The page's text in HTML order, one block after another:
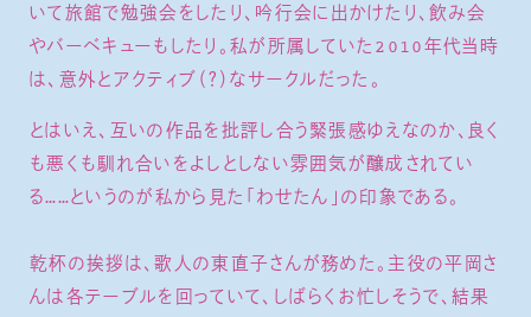
いて旅館で勉強会をしたり、吟行会に出かけたり、飲み会
やバーベキューもしたり。私が所属していた2010年代当時
は、意外とアクティブ（？）なサークルだった。
とはいえ、互いの作品を批評し合う緊張感ゆえなのか、良く
も悪くも馴れ合いをよしとしない雰囲気が醸成されてい
る……というのが私から見た「わせたん」の印象である。
乾杯の挨拶は、歌人の東直子さんが務めた。主役の平岡さ
んは各テーブルを回っていて、しばらくお忙しそうで、結果